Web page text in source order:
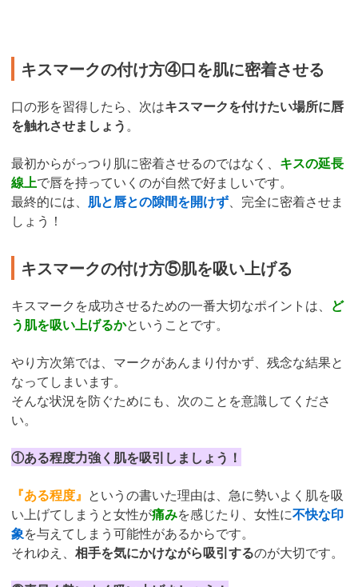
キスマークの付け方④口を肌に密着させる
口の形を習得したら、次はキスマークを付けたい場所に唇
を触れさせましょう。
最初からがっつり肌に密着させるのではなく、 キスの延長
線上で唇を持っていくのが自然で好ましいです。
最終的には、 肌と唇との隙間を開けず、完全に密着させま
しょう！
キスマークの付け方⑤肌を吸い上げる
キスマークを成功させるための一番大切なポイントは、 ど
う肌を吸い上げるかということです。
やり方次第では、マークがあんまり付かず、残念な結果と
なってしまいます。
そんな状況を防ぐためにも、次のことを意識してくださ
い。
①ある程度力強く肌を吸引しましょう！
『ある程度』 というの書いた理由は、急に勢いよく肌を吸
い上げてしまうと女性が痛みを感じたり、女性に不快な印
象を与えてしまう可能性があるからです。
それゆえ、 相手を気にかけながら吸引するのが大切です。